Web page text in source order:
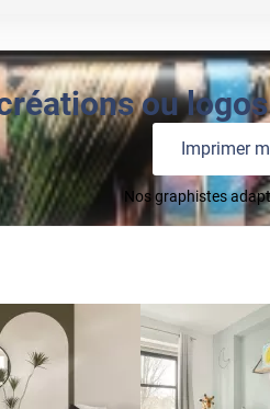
ou
Imprimer
Nos graphistes